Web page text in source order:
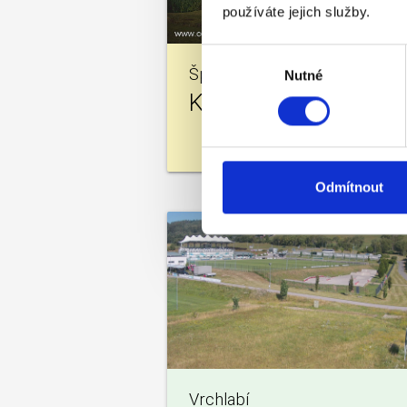
používáte jejich služby.
souhlasu
Nutné
Odmítnout
Špindlerův Mlýn
Klínové boudy
Vrchlabí